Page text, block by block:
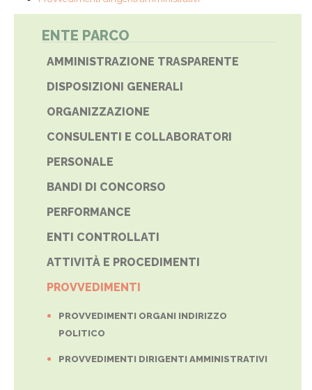
ENTE PARCO
AMMINISTRAZIONE TRASPARENTE
DISPOSIZIONI GENERALI
ORGANIZZAZIONE
CONSULENTI E COLLABORATORI
PERSONALE
BANDI DI CONCORSO
PERFORMANCE
ENTI CONTROLLATI
ATTIVITÀ E PROCEDIMENTI
PROVVEDIMENTI
PROVVEDIMENTI ORGANI INDIRIZZO
POLITICO
PROVVEDIMENTI DIRIGENTI AMMINISTRATIVI